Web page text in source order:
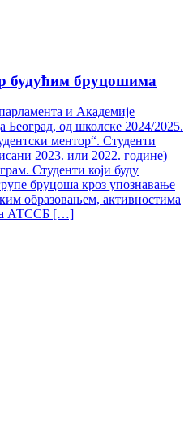
будућим бруцошима
и Академије
Београд, од школске 2024/2025.
ментор“. Студенти
2023. или 2022. године)
Студенти који буду
бруцоша кроз упознавање
образовањем, активностима
АТССБ […]